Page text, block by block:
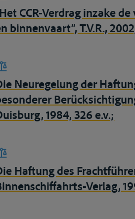
CCR-Verdrag inzake
binnenvaart”, T.V.R.,
Neuregelung der
1984, 326 e.v.;
Haftung des
Verlag,